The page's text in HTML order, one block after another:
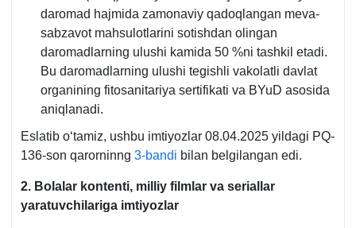
daromad hajmida zamonaviy qadoqlangan meva-
sabzavot mahsulotlarini sotishdan olingan
daromadlarning ulushi kamida 50 %ni tashkil etadi.
Bu daromadlarning ulushi tegishli vakolatli davlat
organining fitosanitariya sertifikati va BYuD asosida
aniqlanadi.
Eslatib oʻtamiz, ushbu imtiyozlar 08.04.2025 yildagi PQ-
136-son qarorninng 3-bandi bilan belgilangan edi.
2. Bolalar kontenti, milliy filmlar va seriallar
yaratuvchilariga imtiyozlar